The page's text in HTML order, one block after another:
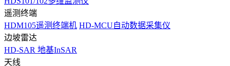
遥测终端
HDM105遥测终端机 HD-MCU自动数据采集仪
边坡雷达
HD-SAR 地基InSAR
天线